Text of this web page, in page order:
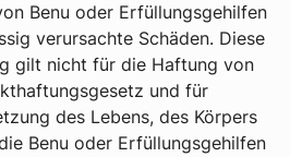
Benu oder Erfüllungsgehilfen
verursachte Schäden. Diese
gilt nicht für die Haftung von
und für
des Lebens, des Körpers
Benu oder Erfüllungsgehilfen